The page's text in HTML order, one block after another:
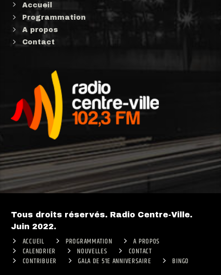
Accueil
Programmation
A propos
Contact
Tous droits réservés. Radio Centre-Ville.
Juin 2022.
ACCUEIL PROGRAMMATION
A PROPOS
CALENDRIER
NOUVELLES
CONTACT
CONTRIBUER
GALA DE 51E ANNIVERSAIRE BINGO